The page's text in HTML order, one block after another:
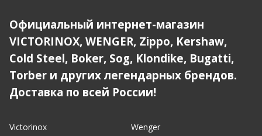
Официальный интернет-магазин
VICTORINOX, WENGER, Zippo, Kershaw,
Cold Steel, Boker, Sog, Klondike, Bugatti,
Torber и других легендарных брендов.
Доставка по всей России!
Victorinox
Wenger